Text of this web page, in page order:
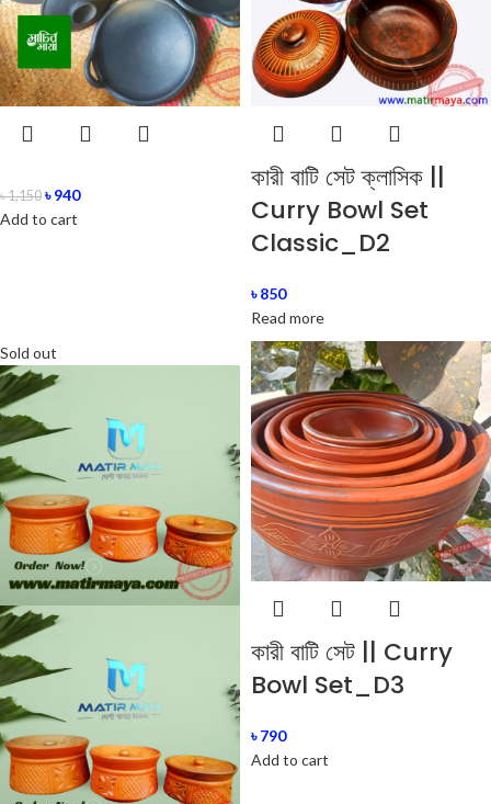
৳1,150 ৳940
Add to cart
কারী বাটি সেট ক্লাসিক ||
Curry Bowl Set
Classic_D2
৳850
Read more
Sold out
কারী বাটি সেট || Curry
Bowl Set_D3
৳790
Add to cart